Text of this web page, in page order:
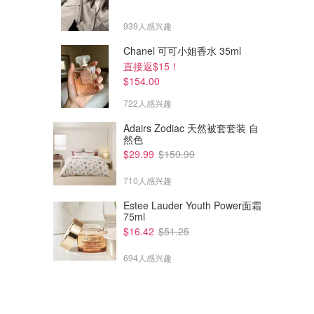
$189.00
lululemon Crinkle 尼龙运动夹
lululemon AU
$134.00 $189.00
lululemon 斜纹翻领夹克
lululemon AU
939人感兴趣
Chanel 可可小姐香水 35ml
直接返$15！
$154.00
722人感兴趣
Adairs Zodiac 天然被套套装 自
然色
$29.99 $159.99
710人感兴趣
Estee Lauder Youth Power面霜
75ml
$16.42 $51.25
694人感兴趣